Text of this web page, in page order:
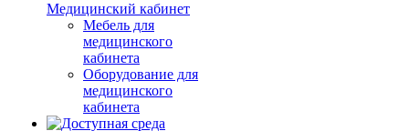
Медицинский кабинет
Мебель для
медицинского
кабинета
Оборудование для
медицинского
кабинета